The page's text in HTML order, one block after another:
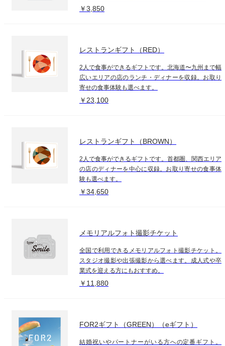
￥3,850
レストランギフト（RED）
2人で食事ができるギフトです。北海道〜九州まで幅
広いエリアの店のランチ・ディナーを収録。お取り
寄せの食事体験も選べます。
￥23,100
レストランギフト（BROWN）
2人で食事ができるギフトです。首都圏、関西エリア
の店のディナーを中心に収録。お取り寄せの食事体
験も選べます。
￥34,650
メモリアルフォト撮影チケット
全国で利用できるメモリアルフォト撮影チケット。
スタジオ撮影や出張撮影から選べます。成人式や卒
業式を迎える方にもおすすめ。
￥11,880
FOR2ギフト（GREEN）（eギフト）
結婚祝いやパートナーがいる方への定番ギフト。